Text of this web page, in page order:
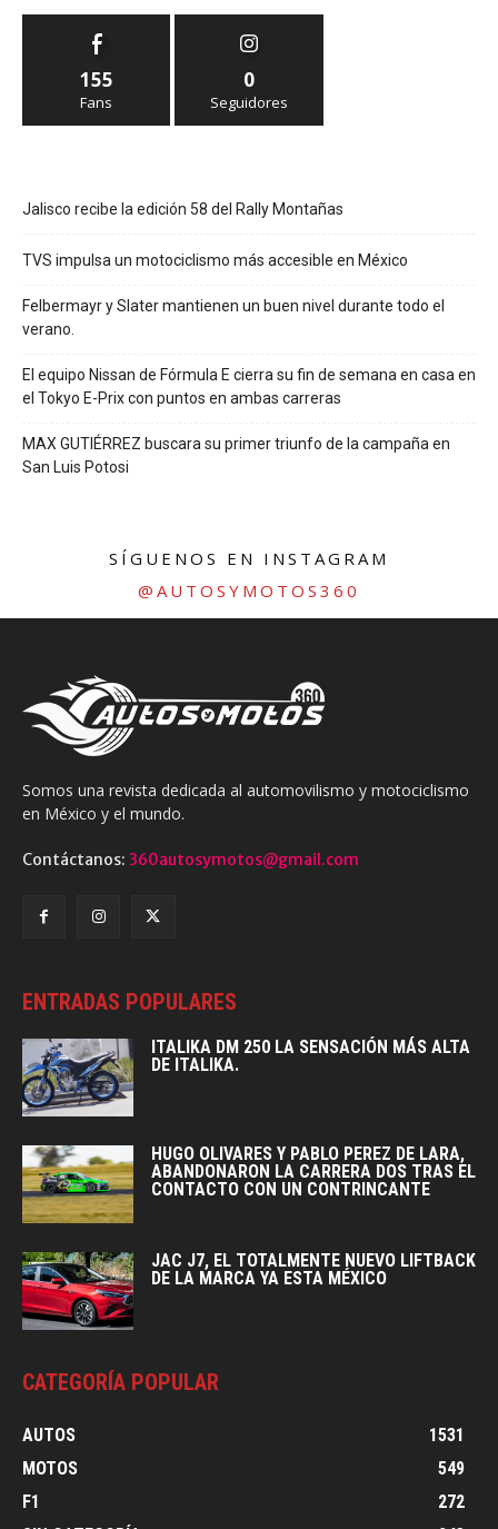
155
Fans
0
Seguidores
Jalisco recibe la edición 58 del Rally Montañas
TVS impulsa un motociclismo más accesible en México
Felbermayr y Slater mantienen un buen nivel durante todo el
verano.
El equipo Nissan de Fórmula E cierra su fin de semana en casa en
el Tokyo E-Prix con puntos en ambas carreras
MAX GUTIÉRREZ buscara su primer triunfo de la campaña en
San Luis Potosi
SÍGUENOS EN INSTAGRAM
@AUTOSYMOTOS360
Somos una revista dedicada al automovilismo y motociclismo
en México y el mundo.
Contáctanos: 360autosymotos@gmail.com
ENTRADAS POPULARES
ITALIKA DM 250 LA SENSACIÓN MÁS ALTA
DE ITALIKA.
HUGO OLIVARES Y PABLO PEREZ DE LARA,
ABANDONARON LA CARRERA DOS TRAS EL
CONTACTO CON UN CONTRINCANTE
JAC J7, EL TOTALMENTE NUEVO LIFTBACK
DE LA MARCA YA ESTA MÉXICO
CATEGORÍA POPULAR
AUTOS
1531
MOTOS
549
F1
272